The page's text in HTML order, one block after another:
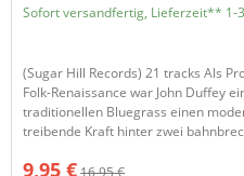
Sofort versandfertig, Lieferzeit** 1-
​(Sugar Hill Records) 21 tracks Als
Folk-Renaissance war John Duffey
traditionellen Bluegrass einen
treibende Kraft hinter zwei
9,95 €16,95 €